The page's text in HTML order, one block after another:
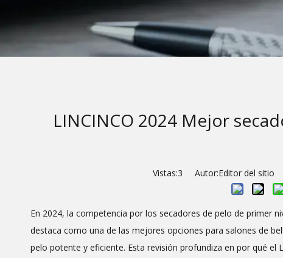
LINCINCO 2024 Mejor
Vistas:3 Autor:Editor del sitio
En 2024, la competencia por los secadores de pelo de primer
destaca como una de las mejores opciones para salones de
pelo potente y eficiente. Esta revisión profundiza en por qué